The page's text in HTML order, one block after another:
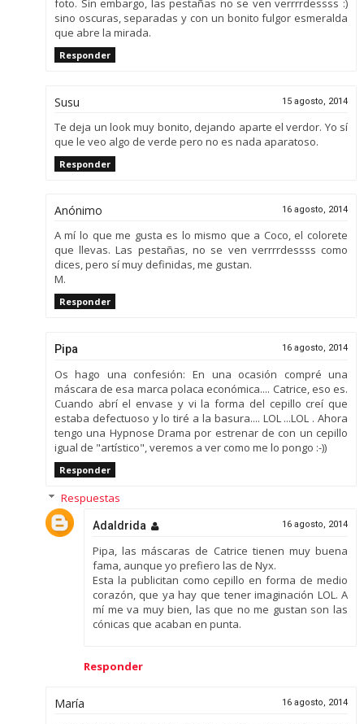
foto. Sin embargo, las pestañas no se ven verrrrdessss :)
sino oscuras, separadas y con un bonito fulgor esmeralda
que abre la mirada.
Responder
Susu 15 agosto, 2014
Te deja un look muy bonito, dejando aparte el verdor. Yo sí
que le veo algo de verde pero no es nada aparatoso.
Responder
Anónimo 16 agosto, 2014
A mí lo que me gusta es lo mismo que a Coco, el colorete
que llevas. Las pestañas, no se ven verrrrdessss como
dices, pero sí muy definidas, me gustan.
M.
Responder
Pipa 16 agosto, 2014
Os hago una confesión: En una ocasión compré una
máscara de esa marca polaca económica.... Catrice, eso es.
Cuando abrí el envase y vi la forma del cepillo creí que
estaba defectuoso y lo tiré a la basura.... LOL ...LOL . Ahora
tengo una Hypnose Drama por estrenar de con un cepillo
igual de "artístico", veremos a ver como me lo pongo :-))
Responder
Respuestas
Adaldrida 16 agosto, 2014
Pipa, las máscaras de Catrice tienen muy buena
fama, aunque yo prefiero las de Nyx.
Esta la publicitan como cepillo en forma de medio
corazón, que ya hay que tener imaginación LOL. A
mí me va muy bien, las que no me gustan son las
cónicas que acaban en punta.
Responder
María 16 agosto, 2014